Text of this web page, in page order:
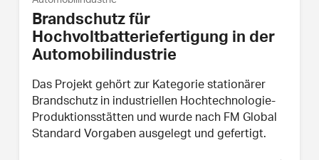
Brandschutz für
Hochvoltbatteriefertigung in der
Automobilindustrie
Das Projekt gehört zur Kategorie stationärer
Brandschutz in industriellen Hochtechnologie-
Produktionsstätten und wurde nach FM Global
Standard Vorgaben ausgelegt und gefertigt.